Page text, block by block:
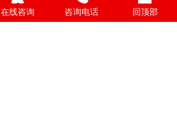
共有:65 条 共7页 第7页
在线咨询 咨询电话 回顶部